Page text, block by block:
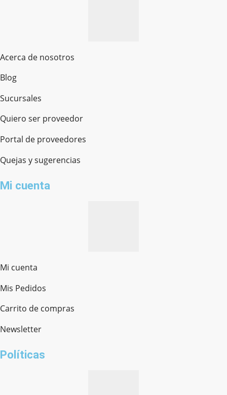
Acerca de nosotros
Blog
Sucursales
Quiero ser proveedor
Portal de proveedores
Quejas y sugerencias
Mi cuenta
Mi cuenta
Mis Pedidos
Carrito de compras
Newsletter
Políticas